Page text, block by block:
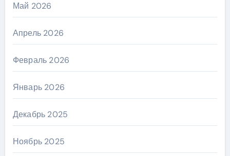
Май 2026
Апрель 2026
Февраль 2026
Январь 2026
Декабрь 2025
Ноябрь 2025